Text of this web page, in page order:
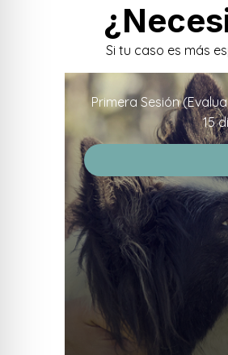
Si tu caso es más
Primera Sesión
15